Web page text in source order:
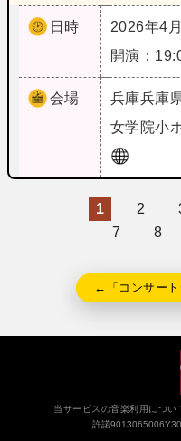
日時
2026年4
開演：
会場 兵庫兵庫
女学院小
1 2
7
8
←「コンサート
当サービスの音楽利用につ
許諾